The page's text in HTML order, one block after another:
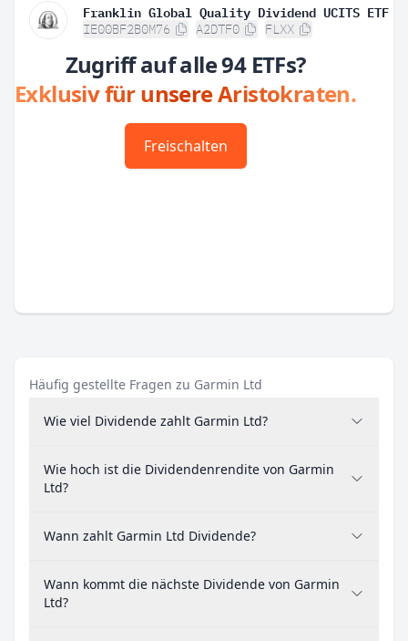
Franklin Global Quality Dividend UCITS ETF
IE00BF2B0M76 A2DTF0 FLXX
Zugriff auf alle 94 ETFs?
Exklusiv für unsere Aristokraten.
Freischalten
Häufig gestellte Fragen zu Garmin Ltd
Wie viel Dividende zahlt Garmin Ltd?
Wie hoch ist die Dividendenrendite von Garmin
Ltd?
Wann zahlt Garmin Ltd Dividende?
Wann kommt die nächste Dividende von Garmin
Ltd?